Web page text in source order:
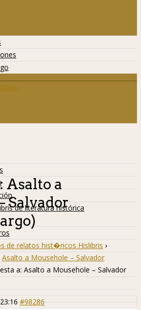
de literatura histórica
Asalto a
Salvador
de relatos hist�ricos Hislibris ›
Asalto a Mousehole – Salvador
a: Asalto a Mousehole – Salvador
#98286